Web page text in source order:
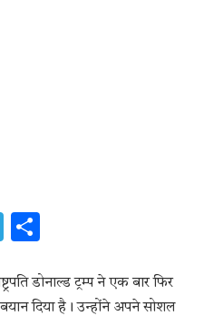
Telegram
डोनाल्ड ट्रम्प ने एक बार फिर
दिया है। उन्होंने अपने सोशल